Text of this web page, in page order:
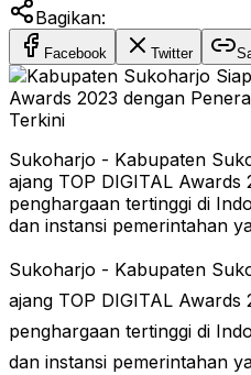
Bagikan:
Facebook Twitter
Sukoharjo - Kabupaten
ajang TOP DIGITAL
penghargaan tertinggi di
dan instansi pemerintahan
Sukoharjo - Kabupaten
ajang TOP DIGITAL
penghargaan tertinggi di
dan instansi pemerintahan